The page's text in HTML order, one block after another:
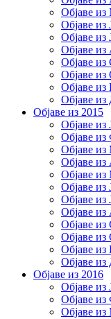
Објаве из
Објаве из
Објаве из
Објаве из
Објаве из
Објаве из
Објаве
Објаве
Објаве из 2015
Објаве из
Објаве из
Објаве
Објаве
Објаве из
Објаве из
Објаве из
Објаве из
Објаве из
Објаве из
Објаве
Објаве
Објаве из 2016
Објаве из
Објаве из
Објаве